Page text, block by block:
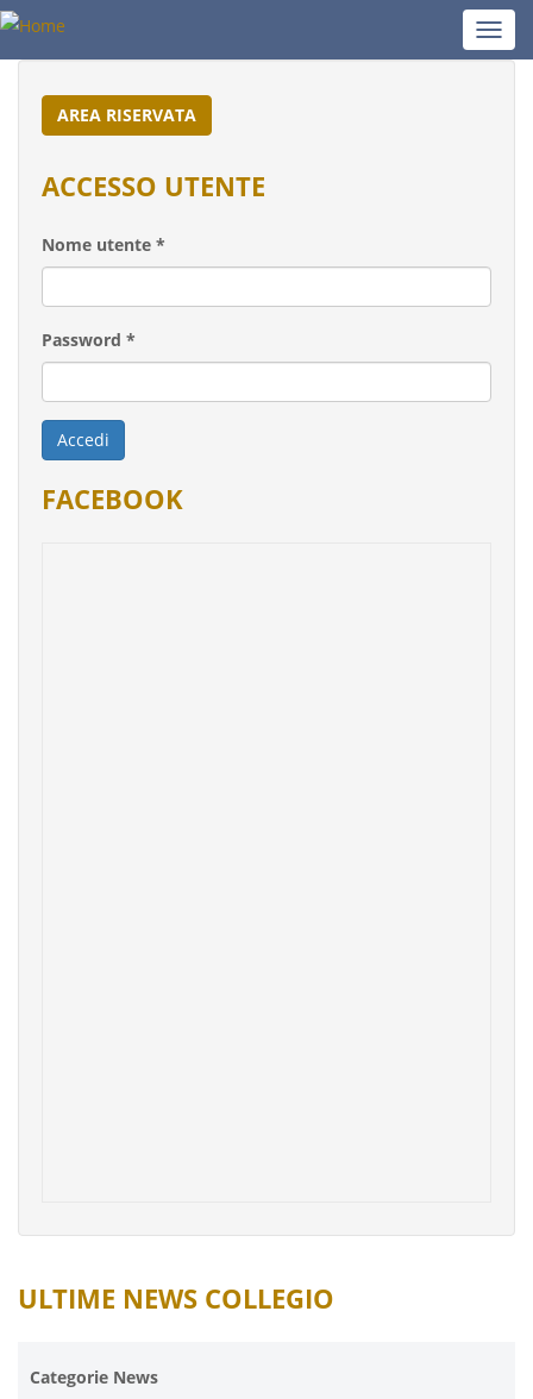
Salta
principaleAREA RISERVATA
ACCESSO UTENTE
Nome utente *
Password *
Accedi
FACEBOOK
ULTIME NEWS COLLEGIO
Categorie News